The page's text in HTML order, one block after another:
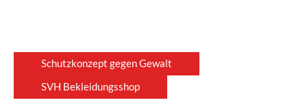
Schutzkonzept gegen Gewalt
SVH Bekleidungsshop